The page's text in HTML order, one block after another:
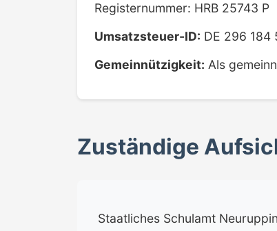
Registernummer: HRB 25743 P
Umsatzsteuer-ID: DE 296 184
Gemeinnützigkeit: Als
Zuständige
Staatliches Schulamt Neuruppin